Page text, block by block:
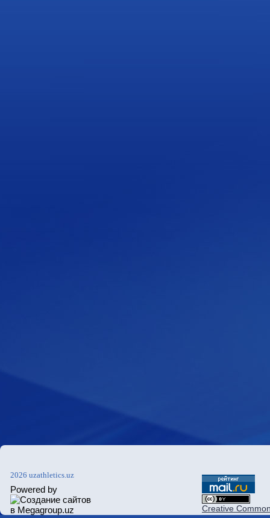
2026 uzathletics.uz
Powered by
Creative